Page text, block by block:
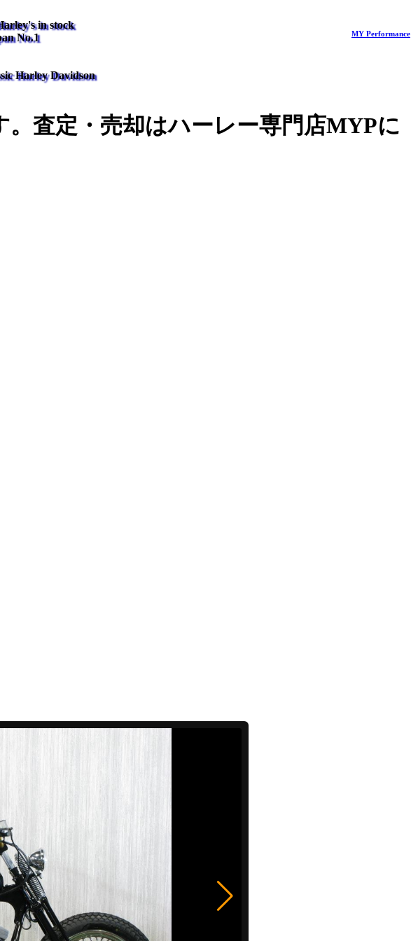
in stock
No.1
MY Performance
Harley Davidson
査定・売却はハーレー専門店MYPに